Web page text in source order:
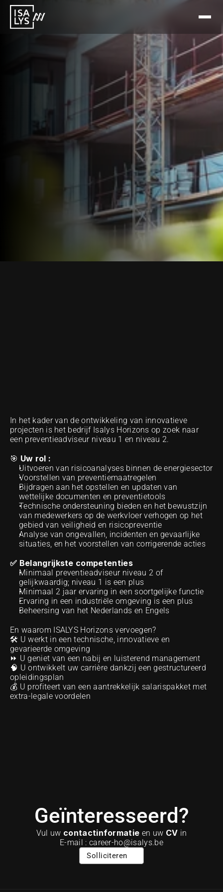
In het kader van de ontwikkeling van innovatieve
projecten is het bedrijf Isalys Horizons op zoek naar
een preventieadviseur niveau 1 en niveau 2.
🎯 Uw rol :
Uitvoeren van risicoanalyses binnen de energiesector
Voorstellen van preventiemaatregelen
Bijdragen aan het opstellen en updaten van
wettelijke documenten en preventietools
Technische ondersteuning bieden en het bewustzijn
van medewerkers op de werkvloer verhogen op het
gebied van veiligheid en risicopreventie
Analyse van ongevallen, incidenten en gevaarlijke
situaties, en het voorstellen van corrigerende acties
✅ Belangrijkste competenties
Minimaal preventieadviseur niveau 2 of
gelijkwaardig; niveau 1 is een plus
Minimaal 2 jaar ervaring in een soortgelijke functie
Ervaring in een industriële omgeving is een plus
Beheersing van het Nederlands en Engels
En waarom ISALYS Horizons vervoegen?
🛠️ U werkt in een technische, innovatieve en
gevarieerde omgeving
⏩ U geniet van een nabij en luisterend management
🧠 U ontwikkelt uw carrière dankzij een gestructureerd
opleidingsplan
💰 U profiteert van een aantrekkelijk salarispakket met
extra-legale voordelen
Geïnteresseerd?
Vul uw contactinformatie en uw CV in
E-mail : career-ho@isalys.be
Solliciteren